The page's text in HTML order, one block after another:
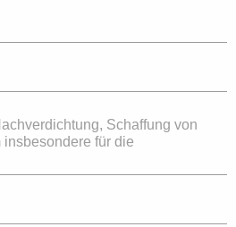
Schaffung von
für die